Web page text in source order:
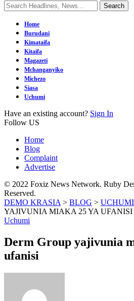
Home
Burudani
Kimataifa
Kitaifa
Magazeti
Mchanganyiko
Michezo
Siasa
Uchumi
Have an existing account? Sign In
Follow US
Home
Blog
Complaint
Advertise
© 2022 Foxiz News Network. Ruby
Reserved.
DEMO KRASIA > BLOG > UCHUMI
YAJIVUNIA MIAKA 25 YA UFANISI
Uchumi
Derm Group yajivunia
ufanisi